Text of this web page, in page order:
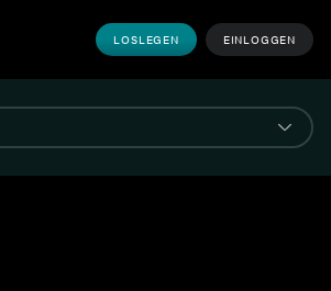
LOSLEGEN EINLOGGEN